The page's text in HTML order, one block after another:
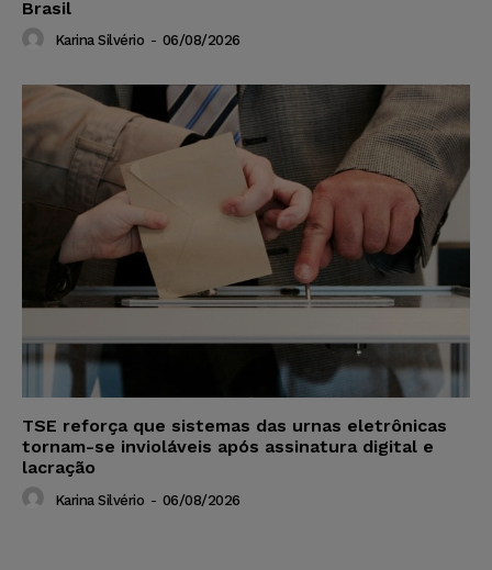
Brasil
Karina Silvério - 06/08/2026
TSE reforça que sistemas das urnas eletrônicas
tornam-se invioláveis após assinatura digital e
lacração
Karina Silvério - 06/08/2026